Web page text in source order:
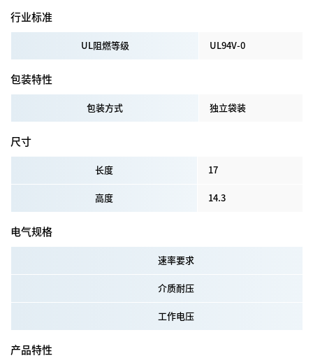
行业标准
UL阻燃等级 UL94V-0
包装特性
包装方式 独立袋装
尺寸
长度 17
高度 14.3
电气规格
速率要求
介质耐压
工作电压
产品特性